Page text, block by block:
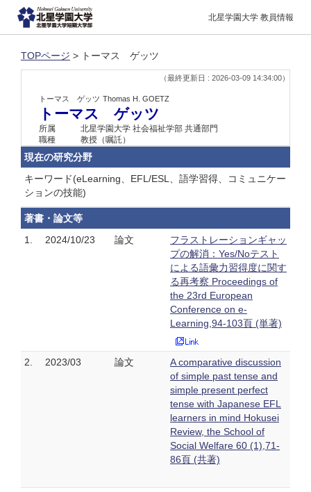
北星学園大学 教員情報
TOPページ > トーマス ゲッツ
（最終更新日 : 2026-03-09 14:34:00）
トーマス ゲッツ Thomas H. GOETZ
トーマス ゲッツ
所属
北星学園大学 社会福祉学部 共通部門
職種
教授（嘱託）
現在の研究分野
キーワード(eLearning、EFL/ESL、語学習得、コミュニケー
ションの技能)
著書・論文等
1.
2024/10/23 論文
フラストレーションギャッ
プの解消：Yes/Noテスト
による語彙力習得度に関す
る再考察 Proceedings of
the 23rd European
Conference on e-
Learning,94-103頁 (単著)
2. 2023/03 論文
A comparative discussion
of simple past tense and
simple present perfect
tense with Japanese EFL
learners in mind Hokusei
Review, the School of
Social Welfare 60 (1),71-
86頁 (共著)